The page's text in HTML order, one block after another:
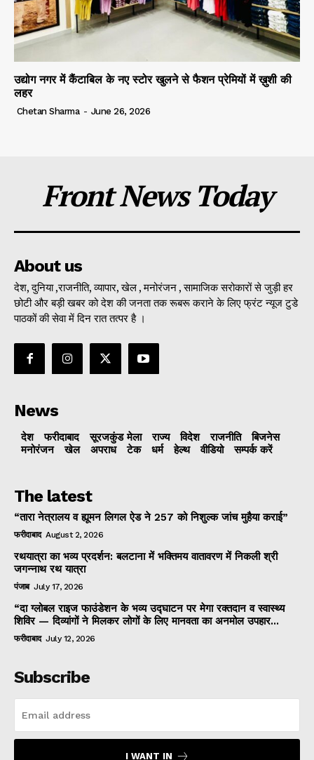
उद्योग नगर में कैंटाबिल के नए स्टोर खुलने से फैशन प्रेमियों में ख़ुशी की
लहर
Chetan Sharma - June 26, 2026
Front News Today
About us
देश, दुनिया ,राजनीति, व्यापार, खेल , मनोरंजन , सामाजिक सरोकारों से जुड़ी हर
छोटी और बड़ी खबर को देश की जनता तक रूबरू कराने के लिए फ्रंट न्यूज टुडे
पाठकों की सेवा में दिन रात तत्पर है ।
News
देश फरीदाबाद सूरजकुंड मेला राज्‍य विदेश राजनीति
बिजनेस
मनोरंजन
खेल अपराध टेक धर्म हेल्थ वीडियो सम्पर्क करें
The latest
“तारा नेत्रालय व ह्यूमन लिगल ऐड ने 257 को निशुल्क जांच मुहैया कराई”
फरीदाबाद August 2, 2026
रथयात्रा का भव्य प्रदर्शन: बलटाना में भक्तिमय वातावरण में निकली श्री
जगन्नाथ रथ यात्रा
पंजाब July 17, 2026
“दा ग्लोबल राइज फाउंडेशन के भव्य उद्घाटन पर मेगा रक्तदान व स्वास्थ्य
शिविर — दिव्यांगों ने मिलकर लोगों के लिए मानवता का अनमोल उपहार...
फरीदाबाद July 12, 2026
Subscribe
I WANT IN